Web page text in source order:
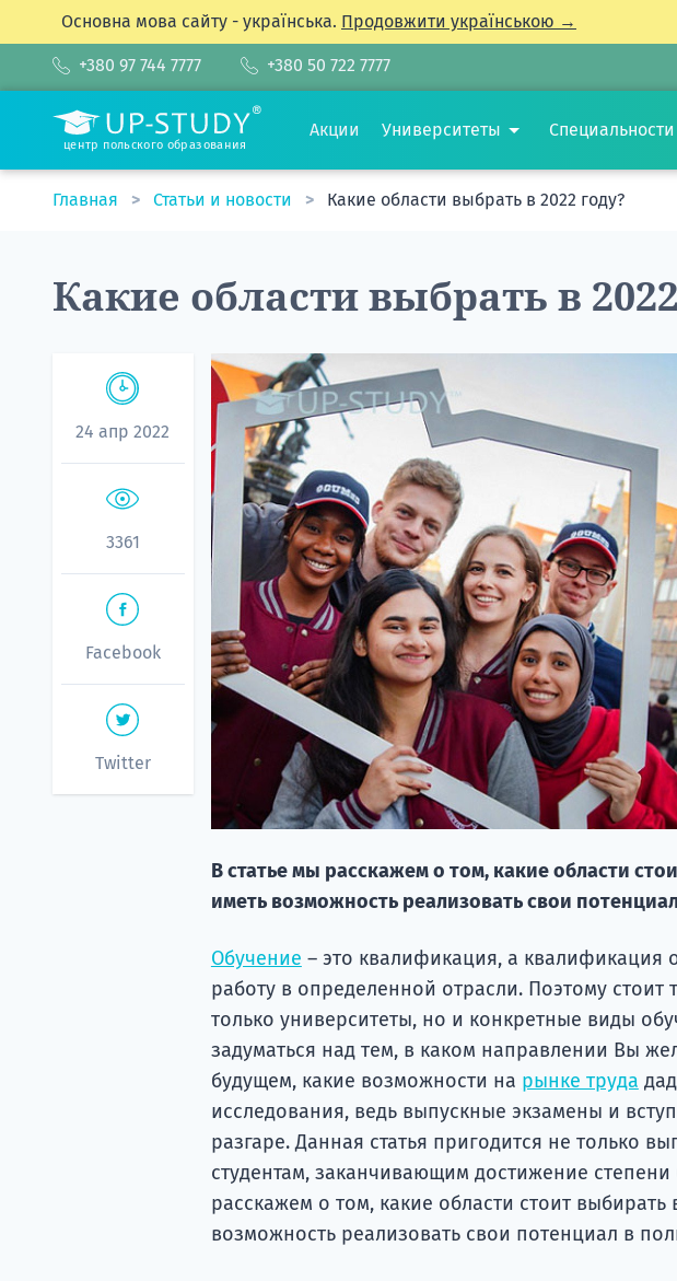
Основна мова сайту - українська. Продовжити українською →
+380 97 744 7777 +380 50 722 7777
центр польского образования
Акции Университеты Специальности
Главная Статьи и новости Какие области выбрать в 2022 году?
Какие области выбрать в
24 апр 2022
3361
Facebook
Twitter
В статье мы расскажем о том, какие области
иметь возможность реализовать свои
Обучение – это квалификация, а квалификация
работу в определенной отрасли. Поэтому стоит
только университеты, но и конкретные виды
задуматься над тем, в каком направлении Вы
будущем, какие возможности на рынке труда
исследования, ведь выпускные экзамены и
разгаре. Данная статья пригодится не только
студентам, заканчивающим достижение
расскажем о том, какие области стоит выбирать
возможность реализовать свои потенциал в